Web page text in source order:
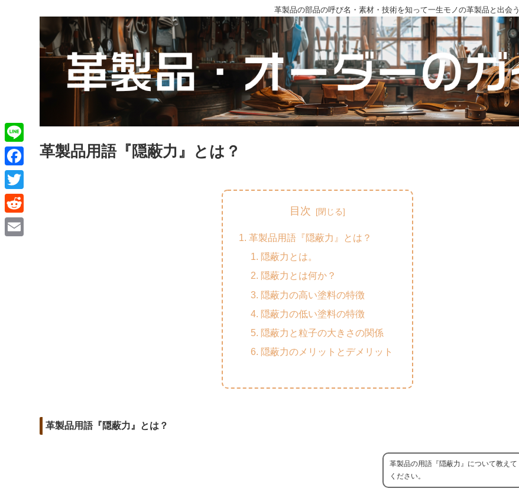
革製品の部品の呼び名・素材・技術を知って一生モノの革製品と出会う
革製品用語『隠蔽力』とは？
目次
革製品用語『隠蔽力』とは？
隠蔽力とは。
隠蔽力とは何か？
隠蔽力の高い塗料の特徴
隠蔽力の低い塗料の特徴
隠蔽力と粒子の大きさの関係
隠蔽力のメリットとデメリット
革製品用語『隠蔽力』とは？
革製品の用語『隠蔽力』について教えて
ください。
L
i
n
e
F
a
c
e
T
w
i
R